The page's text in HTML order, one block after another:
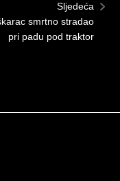
Sljedeća
smrtno stradao
pri padu pod traktor